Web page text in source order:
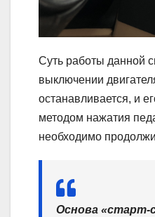
Суть работы данной
выключении
останавливается, и
методом нажатия
необходимо
Основа «старт-